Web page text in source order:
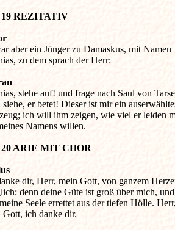
19 REZITATIV
aber ein Jünger zu Damaskus, mit Namen
zu dem sprach der Herr:
stehe auf! und frage nach Saul von
siehe, er betet! Dieser ist mir ein
ich will ihm zeigen, wie viel er leiden
Namens willen.
ARIE MIT CHOR
dir, Herr, mein Gott, von ganzem
denn deine Güte ist groß über mich,
Seele errettet aus der tiefen Hölle.
Gott, ich danke dir.